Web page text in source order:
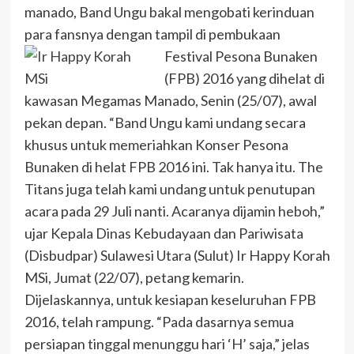
manado, Band Ungu bakal mengobati kerinduan
para fansnya dengan tampil di pembukaan
Festival Pesona Bunaken
(FPB) 2016 yang dihelat di
kawasan Megamas Manado, Senin (25/07), awal
pekan depan. “Band Ungu kami undang secara
khusus untuk memeriahkan Konser Pesona
Bunaken di helat FPB 2016 ini. Tak hanya itu. The
Titans juga telah kami undang untuk penutupan
acara pada 29 Juli nanti. Acaranya dijamin heboh,”
ujar Kepala Dinas Kebudayaan dan Pariwisata
(Disbudpar) Sulawesi Utara (Sulut) Ir Happy Korah
MSi, Jumat (22/07), petang kemarin.
Dijelaskannya, untuk kesiapan keseluruhan FPB
2016, telah rampung. “Pada dasarnya semua
persiapan tinggal menunggu hari ‘H’ saja,” jelas